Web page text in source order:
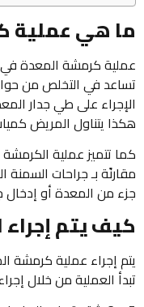
ما هي عملية
عملية كرمشة المعدة
الإجراء على طي جدار
هكذا يتناول المريض
كما تتميز عملية
مقارنًة بـ جراحات السمنة
جزء من المعدة أو
كيف يتم
يتم إجراء عملية كرمشة
تبدأ العملية من خلال